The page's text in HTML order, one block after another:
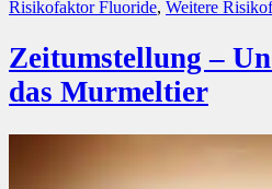
Kategorien
Risikofaktor Fluoride, Weitere
Zeitumstellung –
das Murmeltier